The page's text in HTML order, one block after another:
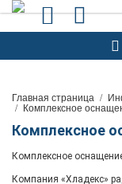
Главная страница /
/ Комплексное
Комплексное
Комплексное
Компания «Хладекс»